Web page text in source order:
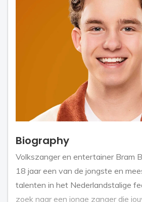
Biography
Volkszanger en entertainer Bram
18 jaar een van de jongste en
talenten in het Nederlandstalige
zoek naar een jonge zanger die